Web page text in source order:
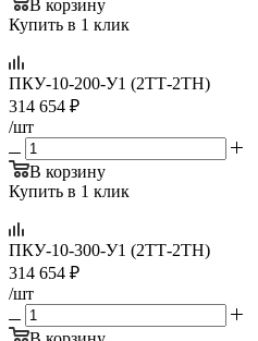
В корзину
Купить в 1 клик
ПКУ-10-200-У1 (2ТТ-2ТН)
314 654 ₽
/шт
В корзину
Купить в 1 клик
ПКУ-10-300-У1 (2ТТ-2ТН)
314 654 ₽
/шт